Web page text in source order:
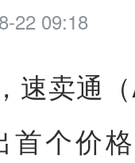
22 09:18
速卖通
个价